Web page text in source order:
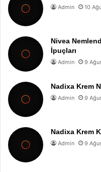
Admin 10
Nivea
İpuçları
Admin 9
Nadixa Krem
Admin 9
Nadixa Krem
Admin 9